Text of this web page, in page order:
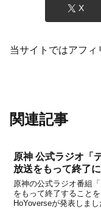
X
当サイトではアフィ
関連記事
原神 公式ラジオ「
放送をもって終了に
原神の公式ラジオ番組
をもって終了すること
HoYoverseが発表しま